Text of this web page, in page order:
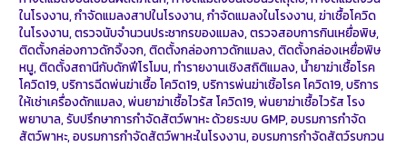
ในโรงงาน,กำจัดแมลงสาปในโรงงาน,กำจัดแมลงในโรงงาน,ฆ่าเชื้อโควิด
ในโรงงาน,ตรวจนับจำนวนประชากรของแมลง,ตรวจสอบการกินเหยื่อพิษ,
ติดตั้งกล่องกาวดักจิ้งจก,ติดตั้งกล่องกาวดักแมลง,ติดตั้งกล่องเหยื่อพิษ
หนู,ติดตั้งสถานีกับดักฟีโรโมน,ทำรายงานเชิงสถิติแมลง,น้ำยาฆ่าเชื้อโรค
โควิด19,บริการฉีดพ่นฆ่าเชื้อ โควิด19,บริการพ่นฆ่าเชิ้อโรค โควิด19,บริการ
ให้เช่าเครื่องดักแมลง,พ่นยาฆ่าเชื้อไวรัส โควิด19,พ่นยาฆ่าเชื้อไวรัส โรง
พยาบาล,รับปรึกษาการกำจัดสัตว์พาหะ ด้วยระบบ GMP,อบรมการกำจัด
สัตว์พาหะ,อบรมการกำจัดสัตว์พาหะในโรงงาน,อบรมการกำจัดสัตว์รบกวน